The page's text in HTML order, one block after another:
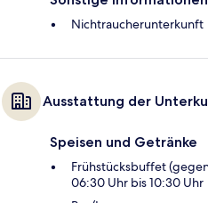
Nichtraucherunterkunft
Ausstattung der
Speisen und Getränke
Frühstücksbuffet
06:30 Uhr bis 10:30 Uhr